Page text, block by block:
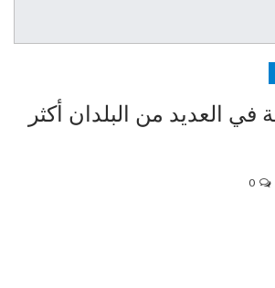
في العديد من البلدان أكثر